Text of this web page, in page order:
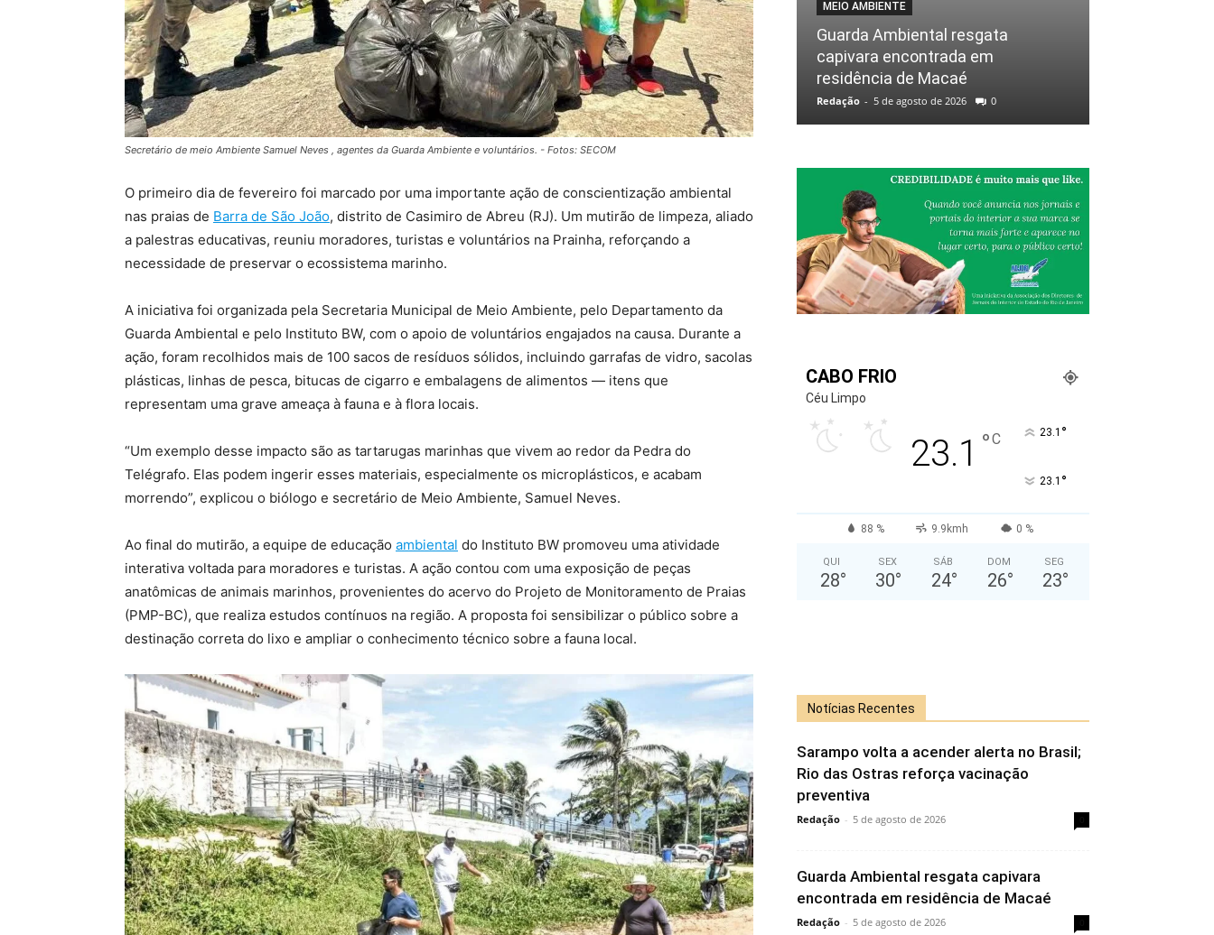
Secretário de meio Ambiente Samuel Neves , agentes da Guarda Ambiente e voluntários. - Fotos: SECOM
O primeiro dia de fevereiro foi marcado por uma importante ação de conscientização ambiental
nas praias de Barra de São João, distrito de Casimiro de Abreu (RJ). Um mutirão de limpeza, aliado
a palestras educativas, reuniu moradores, turistas e voluntários na Prainha, reforçando a
necessidade de preservar o ecossistema marinho.
A iniciativa foi organizada pela Secretaria Municipal de Meio Ambiente, pelo Departamento da
Guarda Ambiental e pelo Instituto BW, com o apoio de voluntários engajados na causa. Durante a
ação, foram recolhidos mais de 100 sacos de resíduos sólidos, incluindo garrafas de vidro, sacolas
plásticas, linhas de pesca, bitucas de cigarro e embalagens de alimentos — itens que
representam uma grave ameaça à fauna e à flora locais.
“Um exemplo desse impacto são as tartarugas marinhas que vivem ao redor da Pedra do
Telégrafo. Elas podem ingerir esses materiais, especialmente os microplásticos, e acabam
morrendo”, explicou o biólogo e secretário de Meio Ambiente, Samuel Neves.
Ao final do mutirão, a equipe de educação ambiental do Instituto BW promoveu uma atividade
interativa voltada para moradores e turistas. A ação contou com uma exposição de peças
anatômicas de animais marinhos, provenientes do acervo do Projeto de Monitoramento de Praias
(PMP-BC), que realiza estudos contínuos na região. A proposta foi sensibilizar o público sobre a
destinação correta do lixo e ampliar o conhecimento técnico sobre a fauna local.
MEIO AMBIENTE
Guarda Ambiental resgata
capivara encontrada em
residência de Macaé
Redação - 5 de agosto de 2026 0
CABO FRIO
Céu Limpo
23.1 °C 23.1 °
23.1 °
88 % 9.9kmh 0 %
QUI
28°
SEX
30°
SÁB
24°
DOM
26°
SEG
23°
Notícias Recentes
Sarampo volta a acender alerta no Brasil;
Rio das Ostras reforça vacinação
preventiva
Redação - 5 de agosto de 2026
Guarda Ambiental resgata capivara
encontrada em residência de Macaé
Redação - 5 de agosto de 2026